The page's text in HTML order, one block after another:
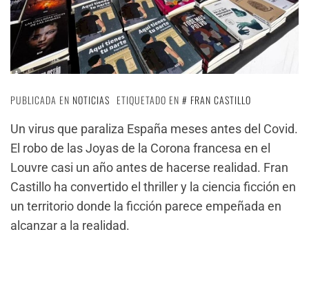
PUBLICADA EN NOTICIAS ETIQUETADO EN
FRAN CASTILLO
Un virus que paraliza España meses antes del Covid.
El robo de las Joyas de la Corona francesa en el
Louvre casi un año antes de hacerse realidad. Fran
Castillo ha convertido el thriller y la ciencia ficción en
un territorio donde la ficción parece empeñada en
alcanzar a la realidad.